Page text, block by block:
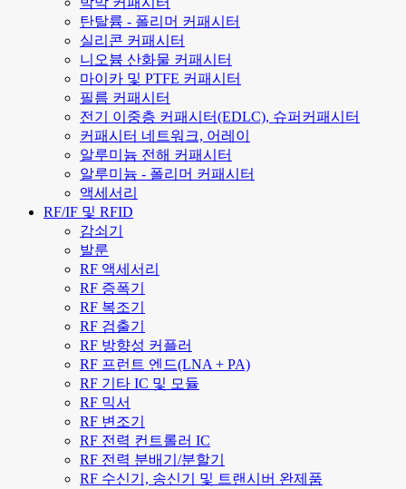
탄탈륨 - 폴리머 커패시터
실리콘 커패시터
니오븀 산화물 커패시터
마이카 및 PTFE 커패시터
필름 커패시터
전기 이중층 커패시터(EDLC), 슈퍼커패시터
커패시터 네트워크, 어레이
알루미늄 전해 커패시터
알루미늄 - 폴리머 커패시터
액세서리
RF/IF 및 RFID
감쇠기
발룬
RF 액세서리
RF 증폭기
RF 복조기
RF 검출기
RF 방향성 커플러
RF 프런트 엔드(LNA + PA)
RF 기타 IC 및 모듈
RF 믹서
RF 변조기
RF 전력 컨트롤러 IC
RF 전력 분배기/분할기
RF 수신기, 송신기 및 트랜시버 완제품